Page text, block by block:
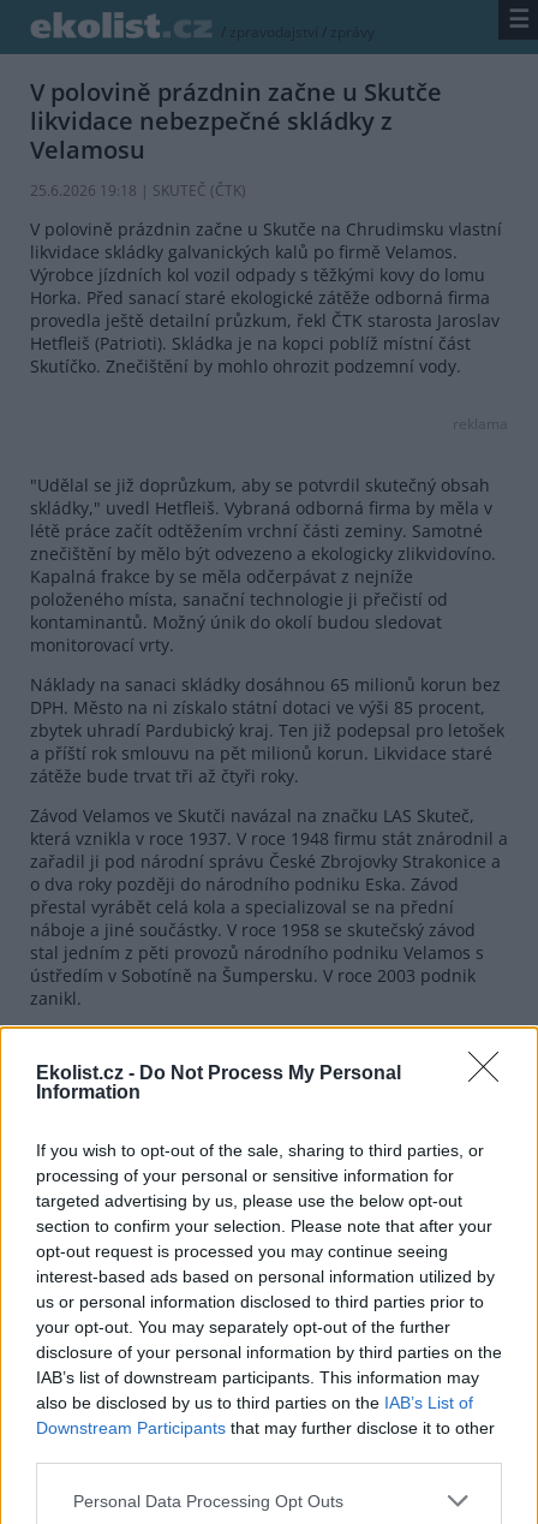
Ekolist.cz - Do Not Process My Personal
Information
If you wish to opt-out of the sale, sharing to third parties, or
processing of your personal or sensitive information for
targeted advertising by us, please use the below opt-out
section to confirm your selection. Please note that after your
opt-out request is processed you may continue seeing
interest-based ads based on personal information utilized by
us or personal information disclosed to third parties prior to
your opt-out. You may separately opt-out of the further
disclosure of your personal information by third parties on the
IAB’s list of downstream participants. This information may
also be disclosed by us to third parties on the IAB’s List of
Downstream Participants that may further disclose it to other
Personal Data Processing Opt Outs
/ zpravodajství / zprávy ☰
V polovině prázdnin začne u Skutče
likvidace nebezpečné skládky z
Velamosu
25.6.2026 19:18 | SKUTEČ (ČTK)
V polovině prázdnin začne u Skutče na Chrudimsku vlastní
likvidace skládky galvanických kalů po firmě Velamos.
Výrobce jízdních kol vozil odpady s těžkými kovy do lomu
Horka. Před sanací staré ekologické zátěže odborná firma
provedla ještě detailní průzkum, řekl ČTK starosta Jaroslav
Hetfleiš (Patrioti). Skládka je na kopci poblíž místní část
Skutíčko. Znečištění by mohlo ohrozit podzemní vody.
reklama
"Udělal se již doprůzkum, aby se potvrdil skutečný obsah
skládky," uvedl Hetfleiš. Vybraná odborná firma by měla v
létě práce začít odtěžením vrchní části zeminy. Samotné
znečištění by mělo být odvezeno a ekologicky zlikvidovíno.
Kapalná frakce by se měla odčerpávat z nejníže
položeného místa, sanační technologie ji přečistí od
kontaminantů. Možný únik do okolí budou sledovat
monitorovací vrty.
Náklady na sanaci skládky dosáhnou 65 milionů korun bez
DPH. Město na ni získalo státní dotaci ve výši 85 procent,
zbytek uhradí Pardubický kraj. Ten již podepsal pro letošek
a příští rok smlouvu na pět milionů korun. Likvidace staré
zátěže bude trvat tři až čtyři roky.
Závod Velamos ve Skutči navázal na značku LAS Skuteč,
která vznikla v roce 1937. V roce 1948 firmu stát znárodnil a
zařadil ji pod národní správu České Zbrojovky Strakonice a
o dva roky později do národního podniku Eska. Závod
přestal vyrábět celá kola a specializoval se na přední
náboje a jiné součástky. V roce 1958 se skutečský závod
stal jedním z pěti provozů národního podniku Velamos s
ústředím v Sobotíně na Šumpersku. V roce 2003 podnik
zanikl.
reklama